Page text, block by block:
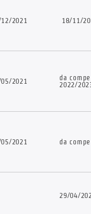
2021 18/11/
2021
da
2022/
2021 da
29/04/